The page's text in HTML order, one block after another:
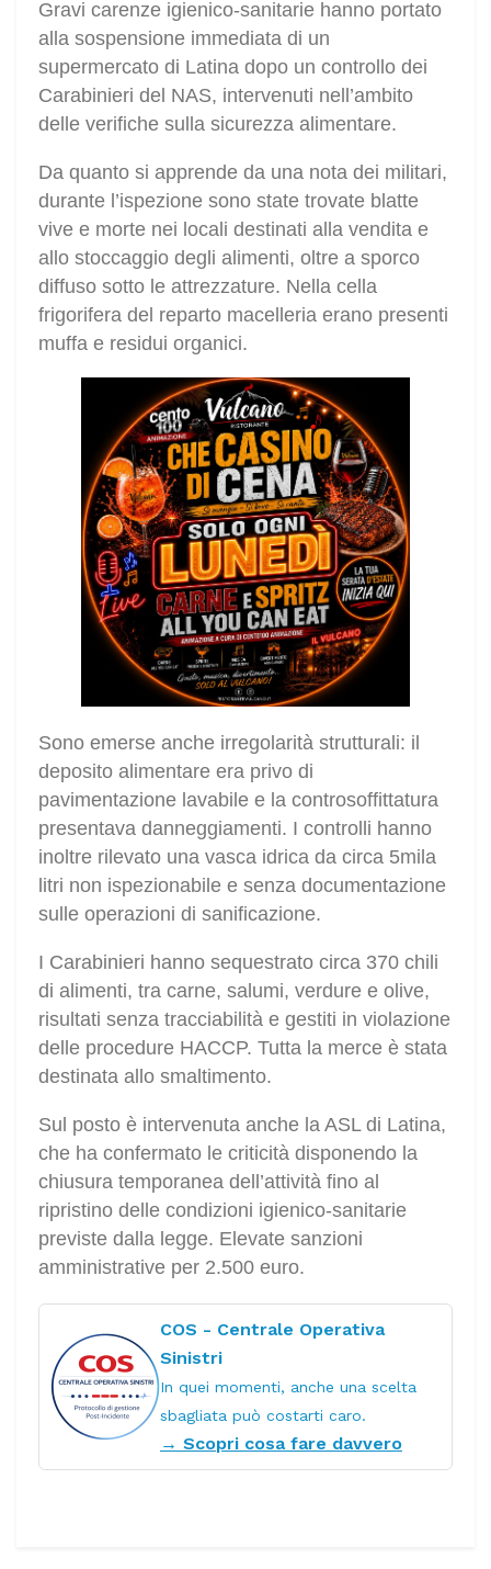
Gravi carenze igienico-sanitarie hanno portato
alla sospensione immediata di un
supermercato di Latina dopo un controllo dei
Carabinieri del NAS, intervenuti nell’ambito
delle verifiche sulla sicurezza alimentare.
Da quanto si apprende da una nota dei militari,
durante l’ispezione sono state trovate blatte
vive e morte nei locali destinati alla vendita e
allo stoccaggio degli alimenti, oltre a sporco
diffuso sotto le attrezzature. Nella cella
frigorifera del reparto macelleria erano presenti
muffa e residui organici.
Sono emerse anche irregolarità strutturali: il
deposito alimentare era privo di
pavimentazione lavabile e la controsoffittatura
presentava danneggiamenti. I controlli hanno
inoltre rilevato una vasca idrica da circa 5mila
litri non ispezionabile e senza documentazione
sulle operazioni di sanificazione.
I Carabinieri hanno sequestrato circa 370 chili
di alimenti, tra carne, salumi, verdure e olive,
risultati senza tracciabilità e gestiti in violazione
delle procedure HACCP. Tutta la merce è stata
destinata allo smaltimento.
Sul posto è intervenuta anche la ASL di Latina,
che ha confermato le criticità disponendo la
chiusura temporanea dell’attività fino al
ripristino delle condizioni igienico-sanitarie
previste dalla legge. Elevate sanzioni
amministrative per 2.500 euro.
COS - Centrale Operativa
Sinistri
In quei momenti, anche una scelta
sbagliata può costarti caro.
→ Scopri cosa fare davvero